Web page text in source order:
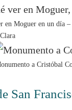
en Moguer en un día
a Cristóbal
San